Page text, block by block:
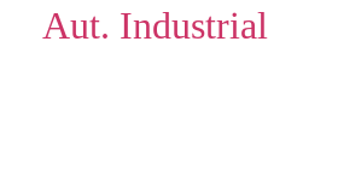
Aut. Industrial